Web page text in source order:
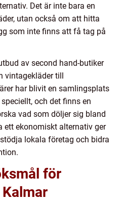
Det är inte bara en
utan också om att hitta
som inte finns att få tag på
av second hand-butiker
vintagekläder till
har blivit en samlingsplats
och det finns en
vad som döljer sig bland
ett ekonomiskt alternativ ger
lokala företag och bidra
för